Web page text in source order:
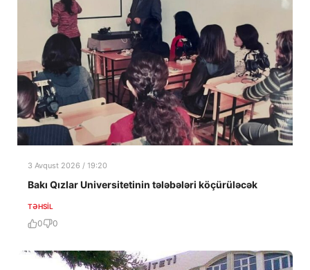
3 Avqust 2026 / 19:20
Bakı Qızlar Universitetinin tələbələri köçürüləcək
TƏHSIL
0 0